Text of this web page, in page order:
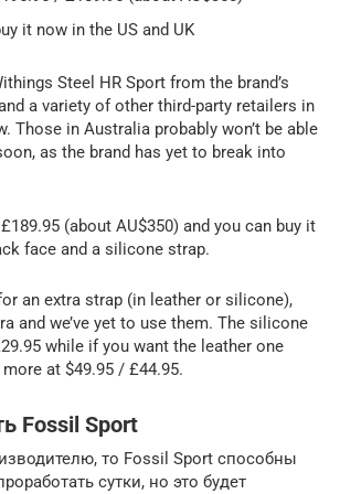
it now in the US and UK
Steel HR Sport from the brand’s
a variety of other third-party retailers in
Those in Australia probably won’t be able
as the brand has yet to break into
(about AU$350) and you can buy it
face and a silicone strap.
an extra strap (in leather or silicone),
and we’ve yet to use them. The silicone
while if you want the leather one
more at $49.95 / £44.95.
Fossil Sport
то Fossil Sport способны
сутки, но это будет